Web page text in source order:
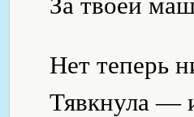
Нет теперь
Тявкнула —